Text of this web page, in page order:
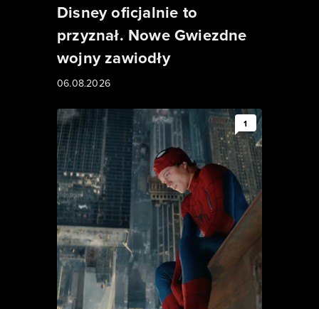
Disney oficjalnie to
przyznał. Nowe Gwiezdne
wojny zawiodły
06.08.2026
1